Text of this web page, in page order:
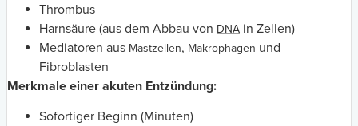
Thrombus
Harnsäure (aus dem Abbau von DNA in Zellen)
Mediatoren aus Mastzellen, Makrophagen und
Fibroblasten
Merkmale einer akuten Entzündung:
Sofortiger Beginn (Minuten)